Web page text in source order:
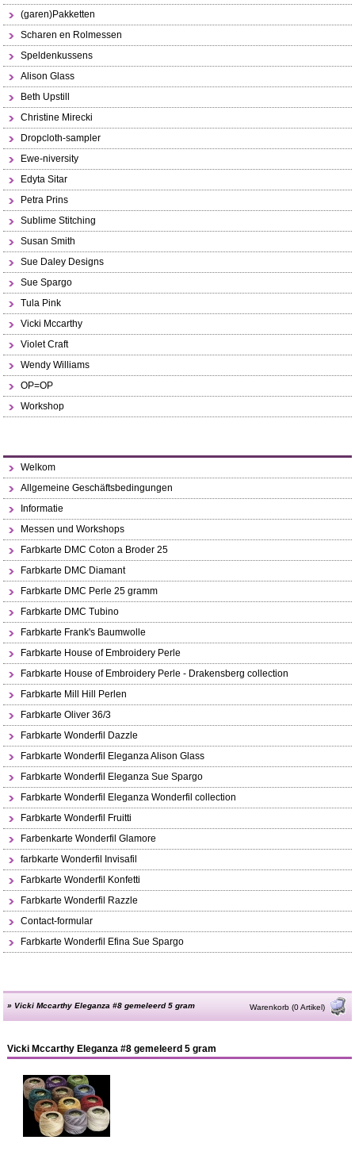
(garen)Pakketten
Scharen en Rolmessen
Speldenkussens
Alison Glass
Beth Upstill
Christine Mirecki
Dropcloth-sampler
Ewe-niversity
Edyta Sitar
Petra Prins
Sublime Stitching
Susan Smith
Sue Daley Designs
Sue Spargo
Tula Pink
Vicki Mccarthy
Violet Craft
Wendy Williams
OP=OP
Workshop
Welkom
Allgemeine Geschäftsbedingungen
Informatie
Messen und Workshops
Farbkarte DMC Coton a Broder 25
Farbkarte DMC Diamant
Farbkarte DMC Perle 25 gramm
Farbkarte DMC Tubino
Farbkarte Frank's Baumwolle
Farbkarte House of Embroidery Perle
Farbkarte House of Embroidery Perle - Drakensberg collection
Farbkarte Mill Hill Perlen
Farbkarte Oliver 36/3
Farbkarte Wonderfil Dazzle
Farbkarte Wonderfil Eleganza Alison Glass
Farbkarte Wonderfil Eleganza Sue Spargo
Farbkarte Wonderfil Eleganza Wonderfil collection
Farbkarte Wonderfil Fruitti
Farbenkarte Wonderfil Glamore
farbkarte Wonderfil Invisafil
Farbkarte Wonderfil Konfetti
Farbkarte Wonderfil Razzle
Contact-formular
Farbkarte Wonderfil Efina Sue Spargo
» Vicki Mccarthy Eleganza #8 gemeleerd 5 gram Warenkorb (0 Artikel)
Vicki Mccarthy Eleganza #8 gemeleerd 5 gram